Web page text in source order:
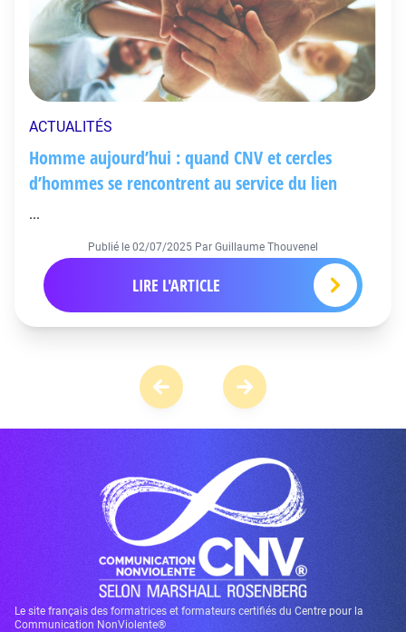
ACTUALITÉS
Homme aujourd’hui : quand CNV et cercles
d’hommes se rencontrent au service du lien
...
Publié le 02/07/2025 Par Guillaume Thouvenel
LIRE L'ARTICLE
Le site français des formatrices et formateurs certifiés du Centre pour la
Communication NonViolente®